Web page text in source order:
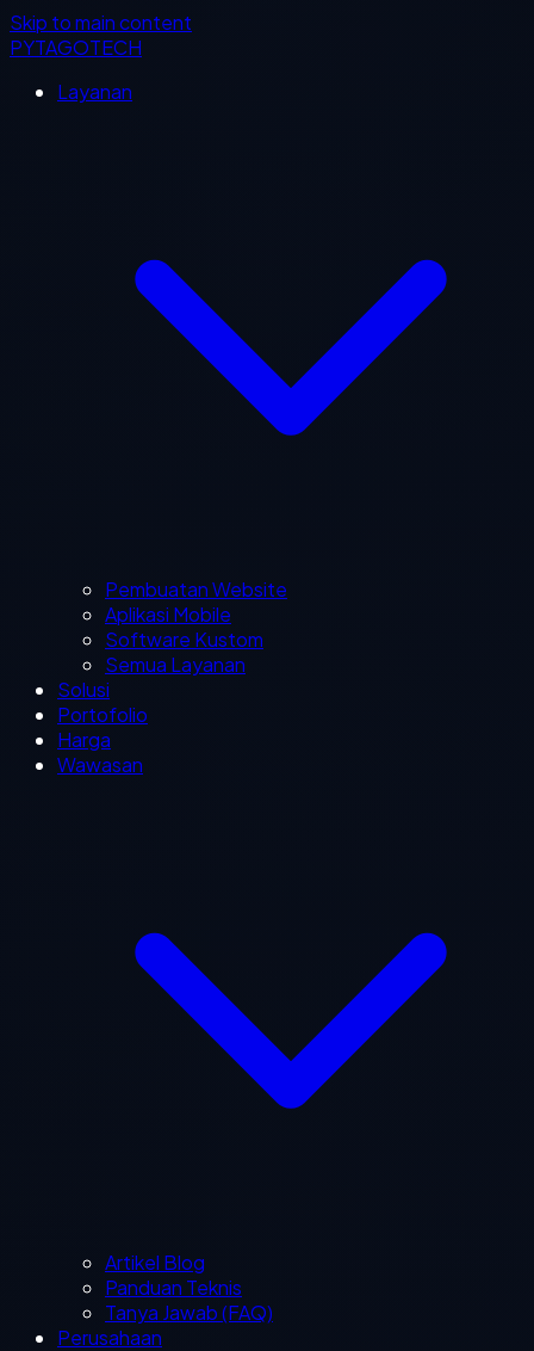
Skip to main content
PYTAGOTECH
Layanan
Pembuatan Website
Aplikasi Mobile
Software Kustom
Semua Layanan
Solusi
Portofolio
Harga
Wawasan
Artikel Blog
Panduan Teknis
Tanya Jawab (FAQ)
Perusahaan